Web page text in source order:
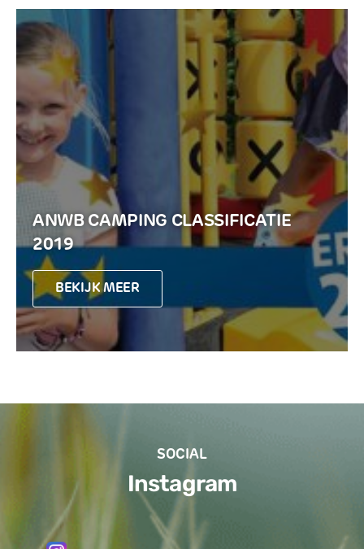
ANWB CAMPING CLASSIFICATIE
2019
BEKIJK MEER
SOCIAL
Instagram